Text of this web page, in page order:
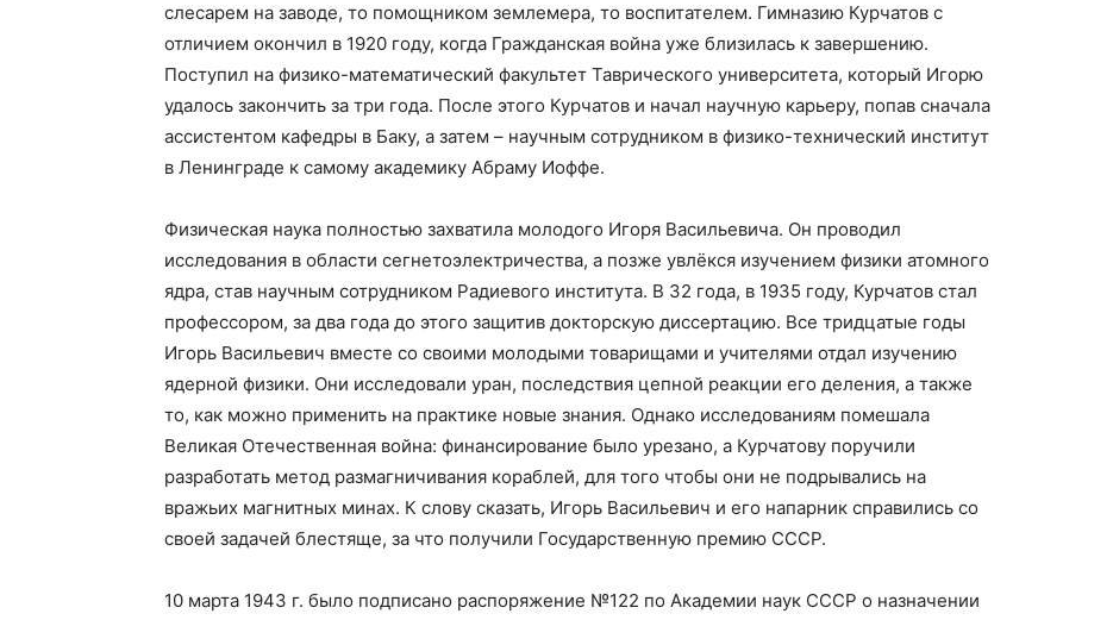
слесарем на заводе, то помощником землемера, то воспитателем. Гимназию Курчатов с
отличием окончил в 1920 году, когда Гражданская война уже близилась к завершению.
Поступил на физико-математический факультет Таврического университета, который Игорю
удалось закончить за три года. После этого Курчатов и начал научную карьеру, попав сначала
ассистентом кафедры в Баку, а затем – научным сотрудником в физико-технический институт
в Ленинграде к самому академику Абраму Иоффе.
Физическая наука полностью захватила молодого Игоря Васильевича. Он проводил
исследования в области сегнетоэлектричества, а позже увлёкся изучением физики атомного
ядра, став научным сотрудником Радиевого института. В 32 года, в 1935 году, Курчатов стал
профессором, за два года до этого защитив докторскую диссертацию. Все тридцатые годы
Игорь Васильевич вместе со своими молодыми товарищами и учителями отдал изучению
ядерной физики. Они исследовали уран, последствия цепной реакции его деления, а также
то, как можно применить на практике новые знания. Однако исследованиям помешала
Великая Отечественная война: финансирование было урезано, а Курчатову поручили
разработать метод размагничивания кораблей, для того чтобы они не подрывались на
вражьих магнитных минах. К слову сказать, Игорь Васильевич и его напарник справились со
своей задачей блестяще, за что получили Государственную премию СССР.
10 марта 1943 г. было подписано распоряжение №122 по Академии наук СССР о назначении